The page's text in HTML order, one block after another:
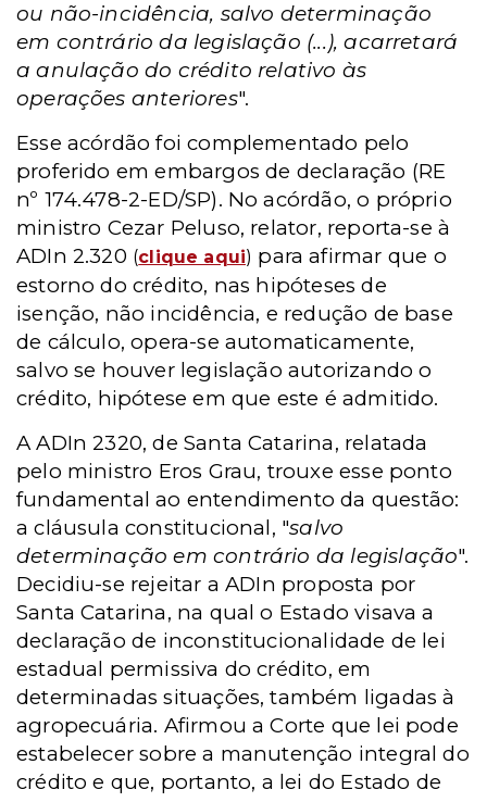
ou não-incidência, salvo determinação
em contrário da legislação (...), acarretará
a anulação do crédito relativo às
operações anteriores".
Esse acórdão foi complementado pelo
proferido em embargos de declaração (RE
nº 174.478-2-ED/SP). No acórdão, o próprio
ministro Cezar Peluso, relator, reporta-se à
ADIn 2.320 (clique aqui) para afirmar que o
estorno do crédito, nas hipóteses de
isenção, não incidência, e redução de base
de cálculo, opera-se automaticamente,
salvo se houver legislação autorizando o
crédito, hipótese em que este é admitido.
A ADIn 2320, de Santa Catarina, relatada
pelo ministro Eros Grau, trouxe esse ponto
fundamental ao entendimento da questão:
a cláusula constitucional, "salvo
determinação em contrário da legislação".
Decidiu-se rejeitar a ADIn proposta por
Santa Catarina, na qual o Estado visava a
declaração de inconstitucionalidade de lei
estadual permissiva do crédito, em
determinadas situações, também ligadas à
agropecuária. Afirmou a Corte que lei pode
estabelecer sobre a manutenção integral do
crédito e que, portanto, a lei do Estado de